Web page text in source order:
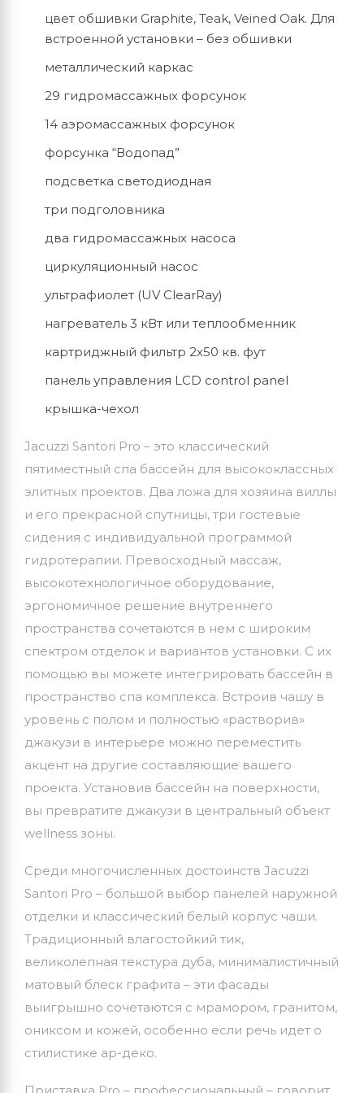
цвет обшивки Graphite, Teak, Veined Oak. Для
встроенной установки – без обшивки
металлический каркас
29 гидромассажных форсунок
14 аэромассажных форсунок
форсунка “Водопад”
подсветка светодиодная
три подголовника
два гидромассажных насоса
циркуляционный насос
ультрафиолет (UV ClearRay)
нагреватель 3 кВт или теплообменник
картриджный фильтр 2х50 кв. фут
панель управления LCD control panel
крышка-чехол
Jacuzzi Santori Pro – это классический
пятиместный спа бассейн для высококлассных
элитных проектов. Два ложа для хозяина виллы
и его прекрасной спутницы, три гостевые
сидения с индивидуальной программой
гидротерапии. Превосходный массаж,
высокотехнологичное оборудование,
эргономичное решение внутреннего
пространства сочетаются в нем с широким
спектром отделок и вариантов установки. С их
помощью вы можете интегрировать бассейн в
пространство спа комплекса. Встроив чашу в
уровень с полом и полностью «растворив»
джакузи в интерьере можно переместить
акцент на другие составляющие вашего
проекта. Установив бассейн на поверхности,
вы превратите джакузи в центральный объект
wellness зоны.
Среди многочисленных достоинств Jacuzzi
Santori Pro – большой выбор панелей наружной
отделки и классический белый корпус чаши.
Традиционный влагостойкий тик,
великолепная текстура дуба, минималистичный
матовый блеск графита – эти фасады
выигрышно сочетаются с мрамором, гранитом,
ониксом и кожей, особенно если речь идет о
стилистике ар-деко.